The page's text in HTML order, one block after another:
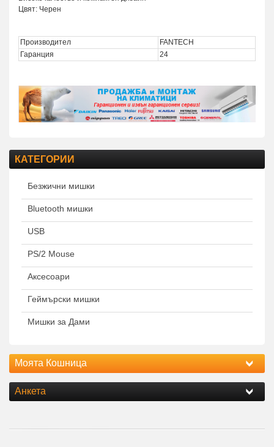
Цвят: Черен
Производител
FANTECH
Гаранция
24
КАТЕГОРИИ
Безжични мишки
Bluetooth мишки
USB
PS/2 Mouse
Аксесоари
Геймърски мишки
Мишки за Дами
Моята Кошница
Анкета